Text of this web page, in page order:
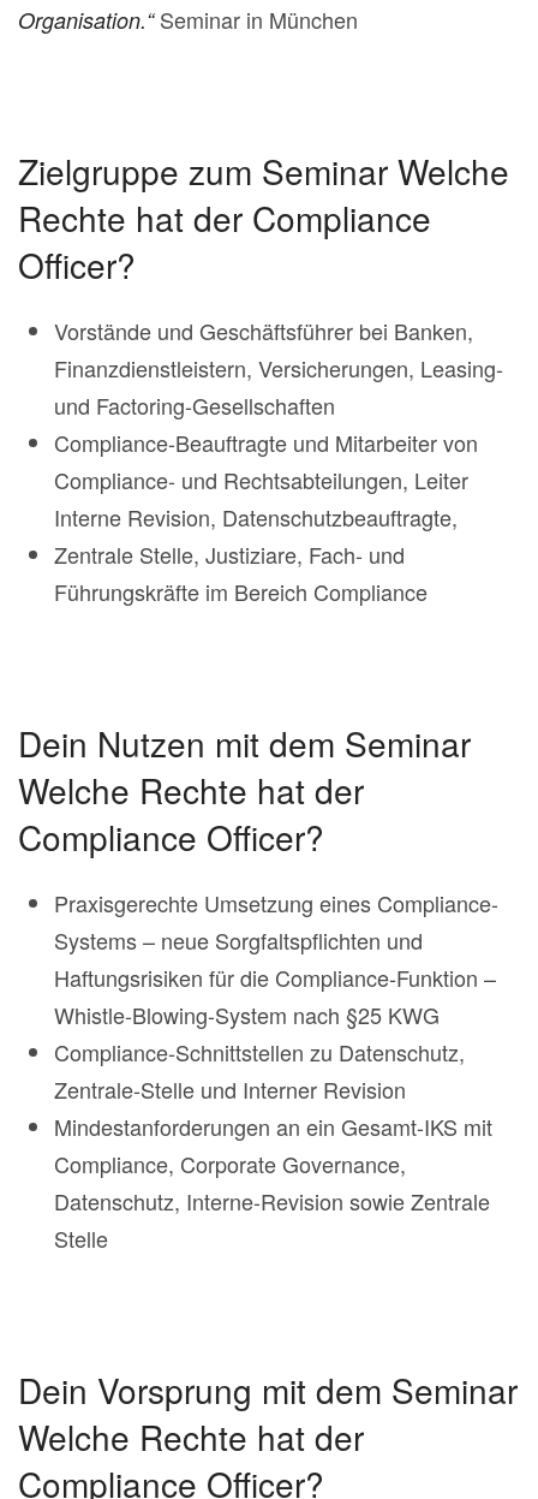
Organisation.“Seminar in München
Zielgruppe zum Seminar Welche
Rechte hat der Compliance
Officer?
Vorstände und Geschäftsführer bei Banken,
Finanzdienstleistern, Versicherungen, Leasing-
und Factoring-Gesellschaften
Compliance-Beauftragte und Mitarbeiter von
Compliance- und Rechtsabteilungen, Leiter
Interne Revision, Datenschutzbeauftragte,
Zentrale Stelle, Justiziare, Fach- und
Führungskräfte im Bereich Compliance
Dein Nutzen mit dem Seminar
Welche Rechte hat der
Compliance Officer?
Praxisgerechte Umsetzung eines Compliance-
Systems – neue Sorgfaltspflichten und
Haftungsrisiken für die Compliance-Funktion –
Whistle-Blowing-System nach §25 KWG
Compliance-Schnittstellen zu Datenschutz,
Zentrale-Stelle und Interner Revision
Mindestanforderungen an ein Gesamt-IKS mit
Compliance, Corporate Governance,
Datenschutz, Interne-Revision sowie Zentrale
Stelle
Dein Vorsprung mit dem Seminar
Welche Rechte hat der
Compliance Officer?